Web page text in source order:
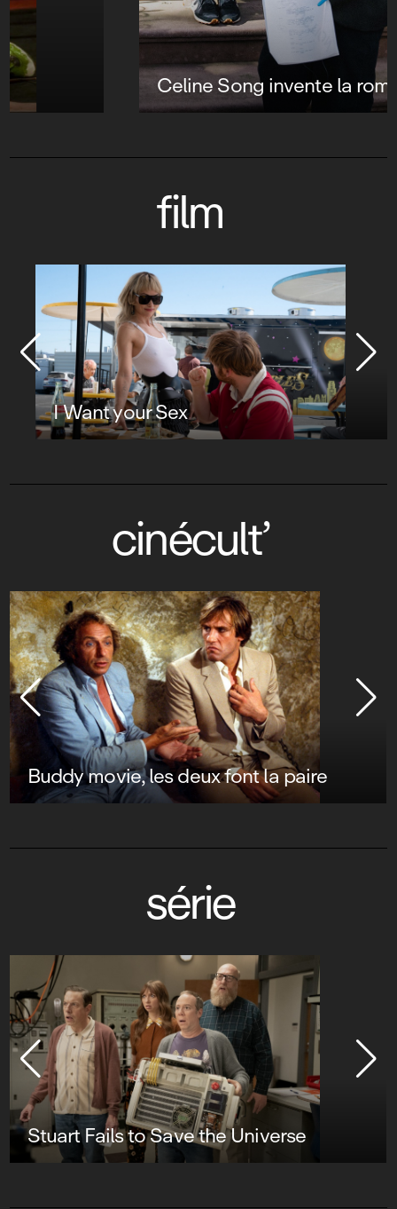
Celine Song invente la romcom 2.0
film
I Want your Sex
cinécult’
Buddy movie, les deux font la paire
série
Stuart Fails to Save the Universe